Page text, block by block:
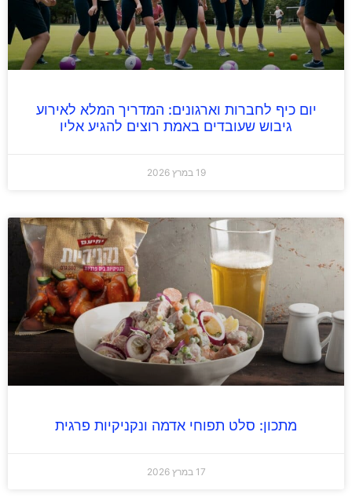
יום כיף לחברות וארגונים: המדריך המלא לאירוע
גיבוש שעובדים באמת רוצים להגיע אליו
מתכון: סלט תפוחי אדמה ונקניקיות פרגית